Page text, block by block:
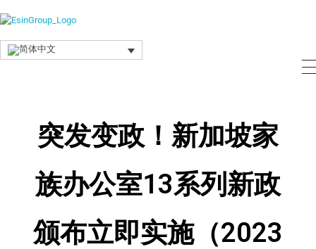
突发变政！新加坡家
族办公室13系列新政
颁布立即实施（2023